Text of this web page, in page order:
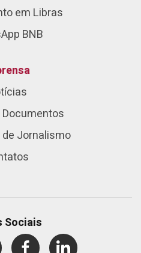
em Libras
BNB
de Jornalismo
Sociais